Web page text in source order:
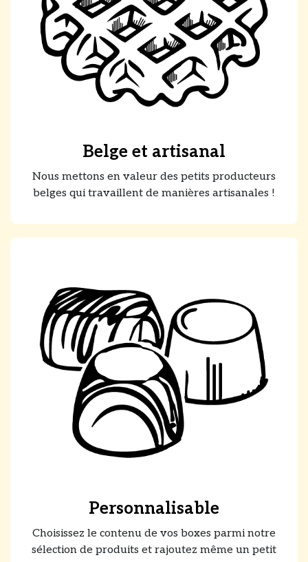
Belge et artisanal
Nous mettons en valeur des petits producteurs
belges qui travaillent de manières artisanales !
Personnalisable
Choisissez le contenu de vos boxes parmi notre
sélection de produits et rajoutez même un petit